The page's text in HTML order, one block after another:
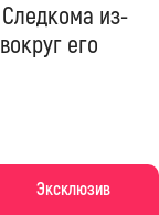
Эксклюзив
из-
его